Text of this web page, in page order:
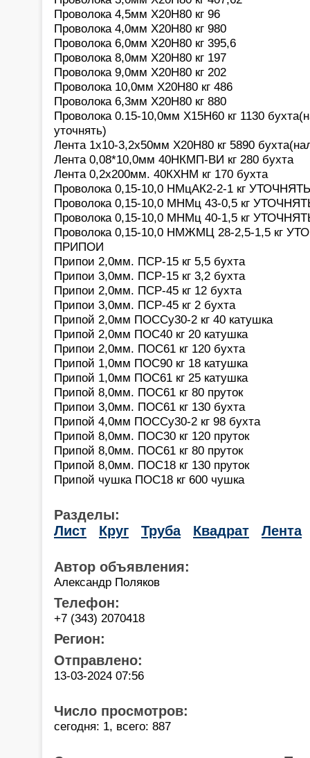
Проволока 4,5мм Х20Н80 кг 96
Проволока 4,0мм Х20Н80 кг 980
Проволока 6,0мм Х20Н80 кг 395,6
Проволока 8,0мм Х20Н80 кг 197
Проволока 9,0мм Х20Н80 кг 202
Проволока 10,0мм Х20Н80 кг 486
Проволока 6,3мм Х20Н80 кг 880
Проволока 0.15-10,0мм Х15Н60 кг 1130
уточнять)
Лента 1х10-3,2х50мм Х20Н80 кг 5890
Лента 0,08*10,0мм 40НКМП-ВИ кг 280 бухта
Лента 0,2х200мм. 40КХНМ кг 170 бухта
Проволока 0,15-10,0 НМцАК2-2-1 кг
Проволока 0,15-10,0 МНМц 43-0,5 кг
Проволока 0,15-10,0 МНМц 40-1,5 кг
Проволока 0,15-10,0 НМЖМЦ 28-2,5-1,5 кг
ПРИПОИ
Припои 2,0мм. ПСР-15 кг 5,5 бухта
Припои 3,0мм. ПСР-15 кг 3,2 бухта
Припои 2,0мм. ПСР-45 кг 12 бухта
Припои 3,0мм. ПСР-45 кг 2 бухта
Припой 2,0мм ПОССу30-2 кг 40 катушка
Припой 2,0мм ПОС40 кг 20 катушка
Припои 2,0мм. ПОС61 кг 120 бухта
Припой 1,0мм ПОС90 кг 18 катушка
Припой 1,0мм ПОС61 кг 25 катушка
Припой 8,0мм. ПОС61 кг 80 пруток
Припои 3,0мм. ПОС61 кг 130 бухта
Припой 4,0мм ПОССу30-2 кг 98 бухта
Припой 8,0мм. ПОС30 кг 120 пруток
Припой 8,0мм. ПОС61 кг 80 пруток
Припой 8,0мм. ПОС18 кг 130 пруток
Припой чушка ПОС18 кг 600 чушка
Разделы:
Лист
Круг Труба Квадрат Лента
Автор объявления:
Александр Поляков
Телефон:
+7 (343) 2070418
Регион:
Отправлено:
13-03-2024 07:56
Число просмотров:
сегодня: 1, всего: 887